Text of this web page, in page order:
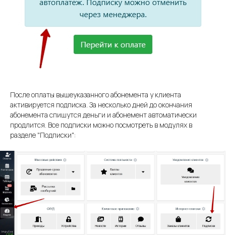
После оплаты вышеуказанного абонемента у клиента
активируется подписка. За несколько дней до окончания
абонемента спишутся деньги и абонемент автоматически
продлится. Все подписки можно посмотреть в модулях в
разделе "Подписки":
Интеграции
Стоимость
Демо
Студии растяжки
О компании
Свидетельство о регистрации ИП
Свидетельство о регистрации ПО
Включен в реестр
отечественного ПО
Блог
Контакты
+7 (495) 800-00-32
impulsecrm@yandex.ru
Для тренеров
Для клиентов
Спортивные
школы
Учет товаров
Управление
филиалами
Аналитика